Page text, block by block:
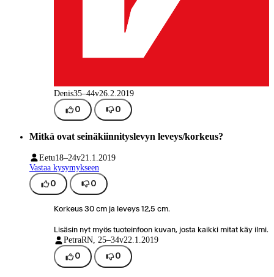
Denis35–44v26.2.2019
0 0
Mitkä ovat seinäkiinnityslevyn leveys/korkeus?
Eetu18–24v21.1.2019
Vastaa kysymykseen
0 0
Korkeus 30 cm ja leveys 12,5 cm.
Lisäsin nyt myös tuoteinfoon kuvan, josta kaikki mitat käy ilmi.
PetraRN, 25–34v22.1.2019
0 0